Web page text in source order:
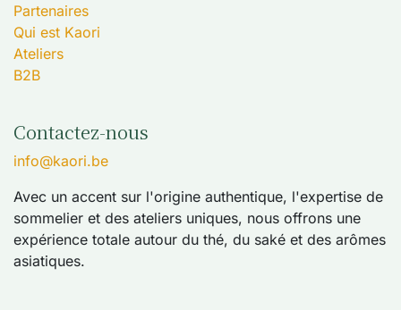
Partenaires
Qui est Kaori
Ateliers
B2B
Contactez-nous
info@kaori.be
Avec un accent sur l'origine authentique, l'expertise de
sommelier et des ateliers uniques, nous offrons une
expérience totale autour du thé, du saké et des arômes
asiatiques.